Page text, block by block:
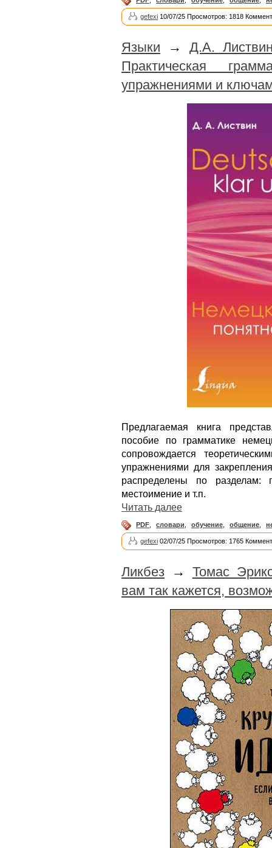
gefexi 10/07/25 Просмотров: 1818
Языки →Д.А.
Практическая
упражнениями и
Предлагаемая книга
пособие по грамматике
сопровождается
упражнениями для
распределены по разделам:
местоимение и т.п.
Читать далее
PDF словари обучение общение
gefexi 02/07/25 Просмотров: 1765
Ликбез → Томас
вам так кажется,